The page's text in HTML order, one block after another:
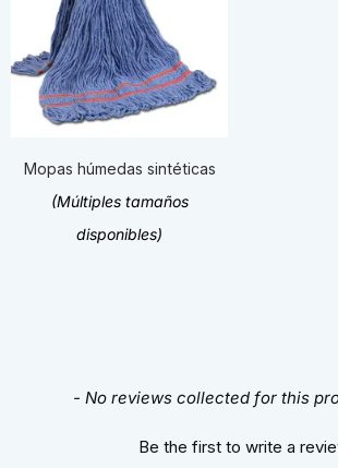
Mopas húmedas sintéticas
(Múltiples tamaños
disponibles)
- No reviews collected for this
Be the first to write a
New content loaded